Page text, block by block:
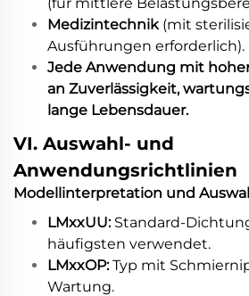
Medizintechnik (mit
Ausführungen erforderlich).
Jede Anwendung mit
an Zuverlässigkeit,
lange Lebensdauer.
VI. Auswahl- und
Anwendungsrichtlinien
Modellinterpretation und
LMxxUU: Standard-
häufigsten verwendet.
LMxxOP:Typ mit
Wartung.